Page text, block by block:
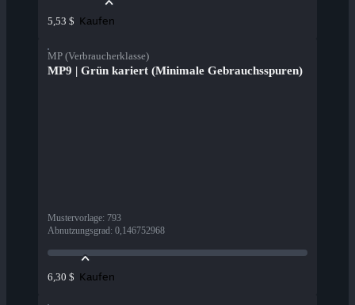
5,53 $ Kaufen
MP (Verbraucherklasse)
MP9 | Grün kariert (Minimale Gebrauchsspuren)
Mustervorlage: 793
Abnutzungsgrad: 0,146752968
6,30 $ Kaufen